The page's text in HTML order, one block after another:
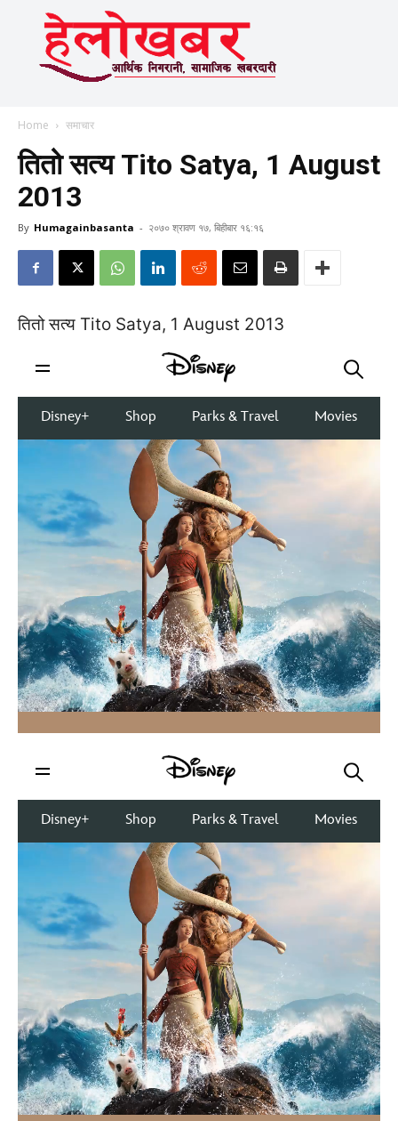
Home समाचार
तितो सत्य Tito Satya, 1 August
2013
By Humagainbasanta - २०७० श्रावण १७, बिहीबार १६:१६
तितो सत्य Tito Satya, 1 August 2013